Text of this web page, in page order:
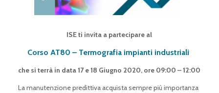
ISE ti invita a partecipare al
Corso AT80 – Termografia impianti industriali
che si terrà in data 17 e 18 Giugno 2020, ore 09:00 – 12:00
La manutenzione predittiva acquista sempre più importanza